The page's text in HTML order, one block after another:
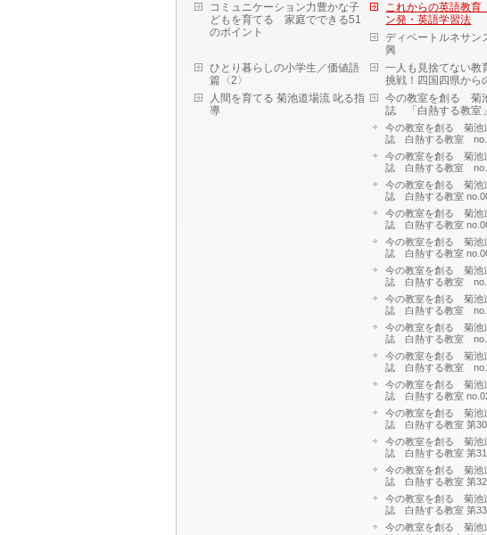
コミュニケーション力豊かな子
どもを育てる 家庭でできる51
のポイント
これからの英語教
ン発・英語学習法
ディベートルネサ
興
ひとり暮らしの小学生／価値語
篇〈2〉
一人も見捨てない
挑戦！四国四県から
人間を育てる 菊池道場流 叱る指
導
今の教室を創る 菊
誌 「白熱する教室」
今の教室を創る 菊池
誌 白熱する教室
今の教室を創る 菊池
誌 白熱する教室
今の教室を創る 菊池
誌 白熱する教室
今の教室を創る 菊池
誌 白熱する教室
今の教室を創る 菊池
誌 白熱する教室
今の教室を創る 菊池
誌 白熱する教室
今の教室を創る 菊池
誌 白熱する教室
今の教室を創る 菊池
誌 白熱する教室
今の教室を創る 菊池
誌 白熱する教室
今の教室を創る 菊池
誌 白熱する教室
今の教室を創る 菊池
誌 白熱する教室 第
今の教室を創る 菊池
誌 白熱する教室 第
今の教室を創る 菊池
誌 白熱する教室 第
今の教室を創る 菊池
誌 白熱する教室 第
今の教室を創る 菊池